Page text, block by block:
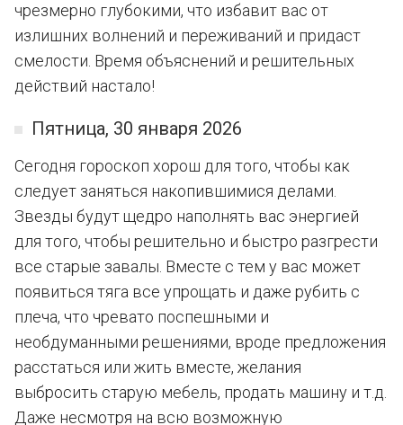
чрезмерно глубокими, что избавит вас от
излишних волнений и переживаний и придаст
смелости. Время объяснений и решительных
действий настало!
Пятница, 30 января 2026
Сегодня гороскоп хорош для того, чтобы как
следует заняться накопившимися делами.
Звезды будут щедро наполнять вас энергией
для того, чтобы решительно и быстро разгрести
все старые завалы. Вместе с тем у вас может
появиться тяга все упрощать и даже рубить с
плеча, что чревато поспешными и
необдуманными решениями, вроде предложения
расстаться или жить вместе, желания
выбросить старую мебель, продать машину и т.д.
Даже несмотря на всю возможную